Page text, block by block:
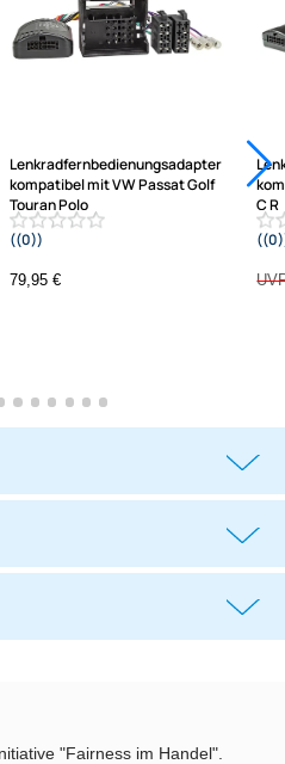
kaufen
Lenkradfernbedienungsadapter
kompatibel mit VW Passat Golf
"Fairness im Handel".